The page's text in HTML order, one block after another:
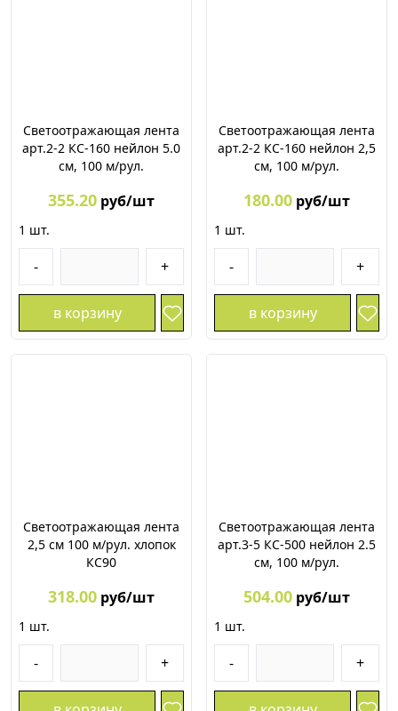
Светоотражающая лента
арт.2-2 КС-160 нейлон 5.0
см, 100 м/рул.
355.20 руб/шт
1 шт.
- +
в корзину
Светоотражающая лента
арт.2-2 КС-160 нейлон 2,5
см, 100 м/рул.
180.00 руб/шт
1 шт.
- +
в корзину
Светоотражающая лента
2,5 см 100 м/рул. хлопок
КС90
318.00 руб/шт
1 шт.
- +
Светоотражающая лента
арт.3-5 КС-500 нейлон 2.5
см, 100 м/рул.
504.00 руб/шт
1 шт.
- +